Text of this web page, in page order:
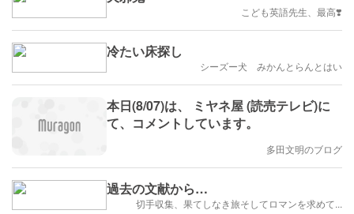
こども英語先生、最高❣️
冷たい床探し
シーズー犬 みかんとらんとはい
本日(8/07)は、 ミヤネ屋 (読売テレビ)に
て、コメントしています。
多田文明のブログ
過去の文献から…
切手収集、果てしなき旅そしてロマンを求めて...